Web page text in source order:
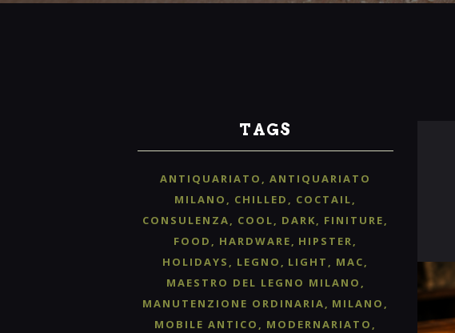
TAGS
ANTIQUARIATO
ANTIQUARIATO
MILANO
CHILLED
COCTAIL
CONSULENZA
COOL DARK
FINITURE
FOOD
HARDWARE
HIPSTER
HOLIDAYS
LEGNO LIGHT
MAC
MAESTRO DEL LEGNO MILANO
MANUTENZIONE ORDINARIA
MILANO
MOBILE ANTICO
MODERNARIATO